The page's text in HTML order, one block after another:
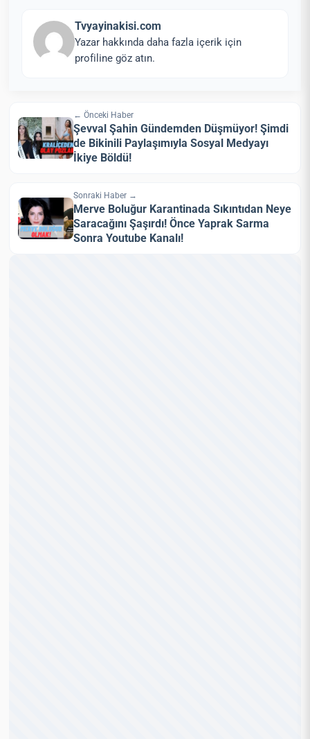
Tvyayinakisi.com
Yazar hakkında daha fazla içerik için
profiline göz atın.
← Önceki Haber
Şevval Şahin Gündemden Düşmüyor! Şimdi
de Bikinili Paylaşımıyla Sosyal Medyayı
İkiye Böldü!
Sonraki Haber →
Merve Boluğur Karantinada Sıkıntıdan Neye
Saracağını Şaşırdı! Önce Yaprak Sarma
Sonra Youtube Kanalı!